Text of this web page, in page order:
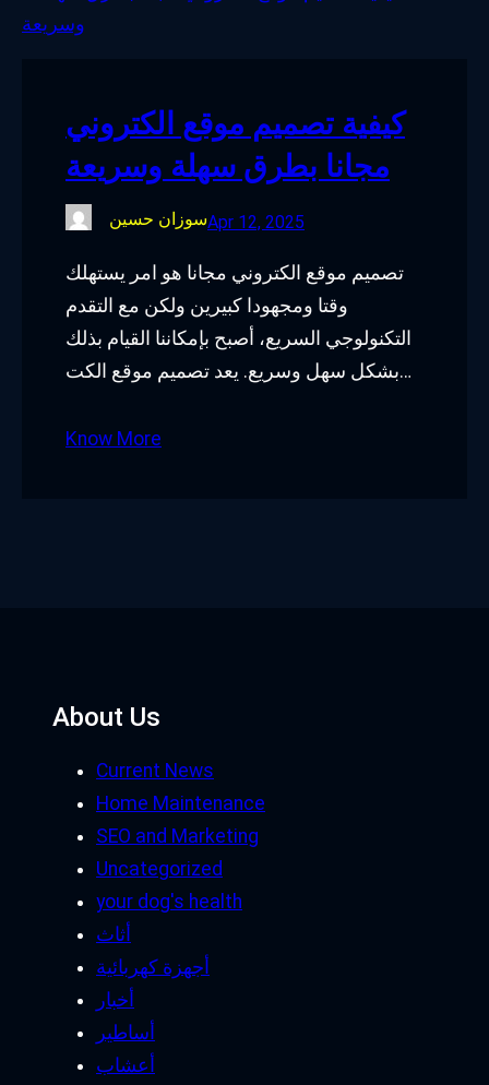
m
كيفية تصميم موقع الكتروني
مجانا بطرق سهلة وسريعة
سوزان حسينApr 12, 2025
تصميم موقع الكتروني مجانا هو امر يستهلك
وقتا ومجهودا كبيرين ولكن مع التقدم
التكنولوجي السريع، أصبح بإمكاننا القيام بذلك
بشكل سهل وسريع. يعد تصميم موقع الكت…
Know More
About Us
Current News
Home Maintenance
SEO and Marketing
Uncategorized
your dog's health
أثاث
أجهزة كهربائية
أخبار
أساطير
أعشاب